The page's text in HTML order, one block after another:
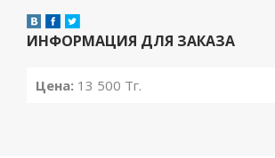
ИНФОРМАЦИЯ ДЛЯ ЗАКАЗА
Цена: 13 500 Тг.